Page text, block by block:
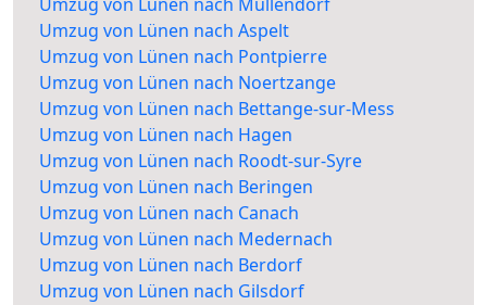
Umzug von Lünen nach Aspelt
Umzug von Lünen nach Pontpierre
Umzug von Lünen nach Noertzange
Umzug von Lünen nach Bettange-sur-Mess
Umzug von Lünen nach Hagen
Umzug von Lünen nach Roodt-sur-Syre
Umzug von Lünen nach Beringen
Umzug von Lünen nach Canach
Umzug von Lünen nach Medernach
Umzug von Lünen nach Berdorf
Umzug von Lünen nach Gilsdorf